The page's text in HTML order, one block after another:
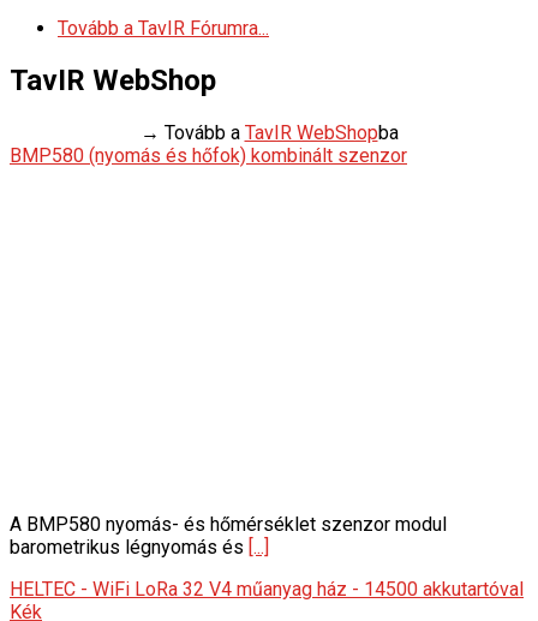
Tovább a TavIR Fórumra...
TavIR WebShop
→ Tovább a TavIR WebShopba
BMP580 (nyomás és hőfok) kombinált szenzor
A BMP580 nyomás- és hőmérséklet szenzor modul
barometrikus légnyomás és [...]
HELTEC - WiFi LoRa 32 V4 műanyag ház - 14500 akkutartóval
Kék